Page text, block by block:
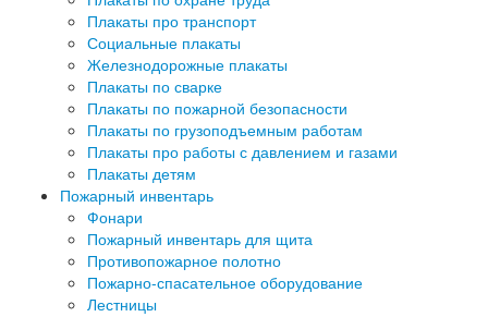
Плакаты про транспорт
Социальные плакаты
Железнодорожные плакаты
Плакаты по сварке
Плакаты по пожарной безопасности
Плакаты по грузоподъемным работам
Плакаты про работы с давлением и газами
Плакаты детям
Пожарный инвентарь
Фонари
Пожарный инвентарь для щита
Противопожарное полотно
Пожарно-спасательное оборудование
Лестницы